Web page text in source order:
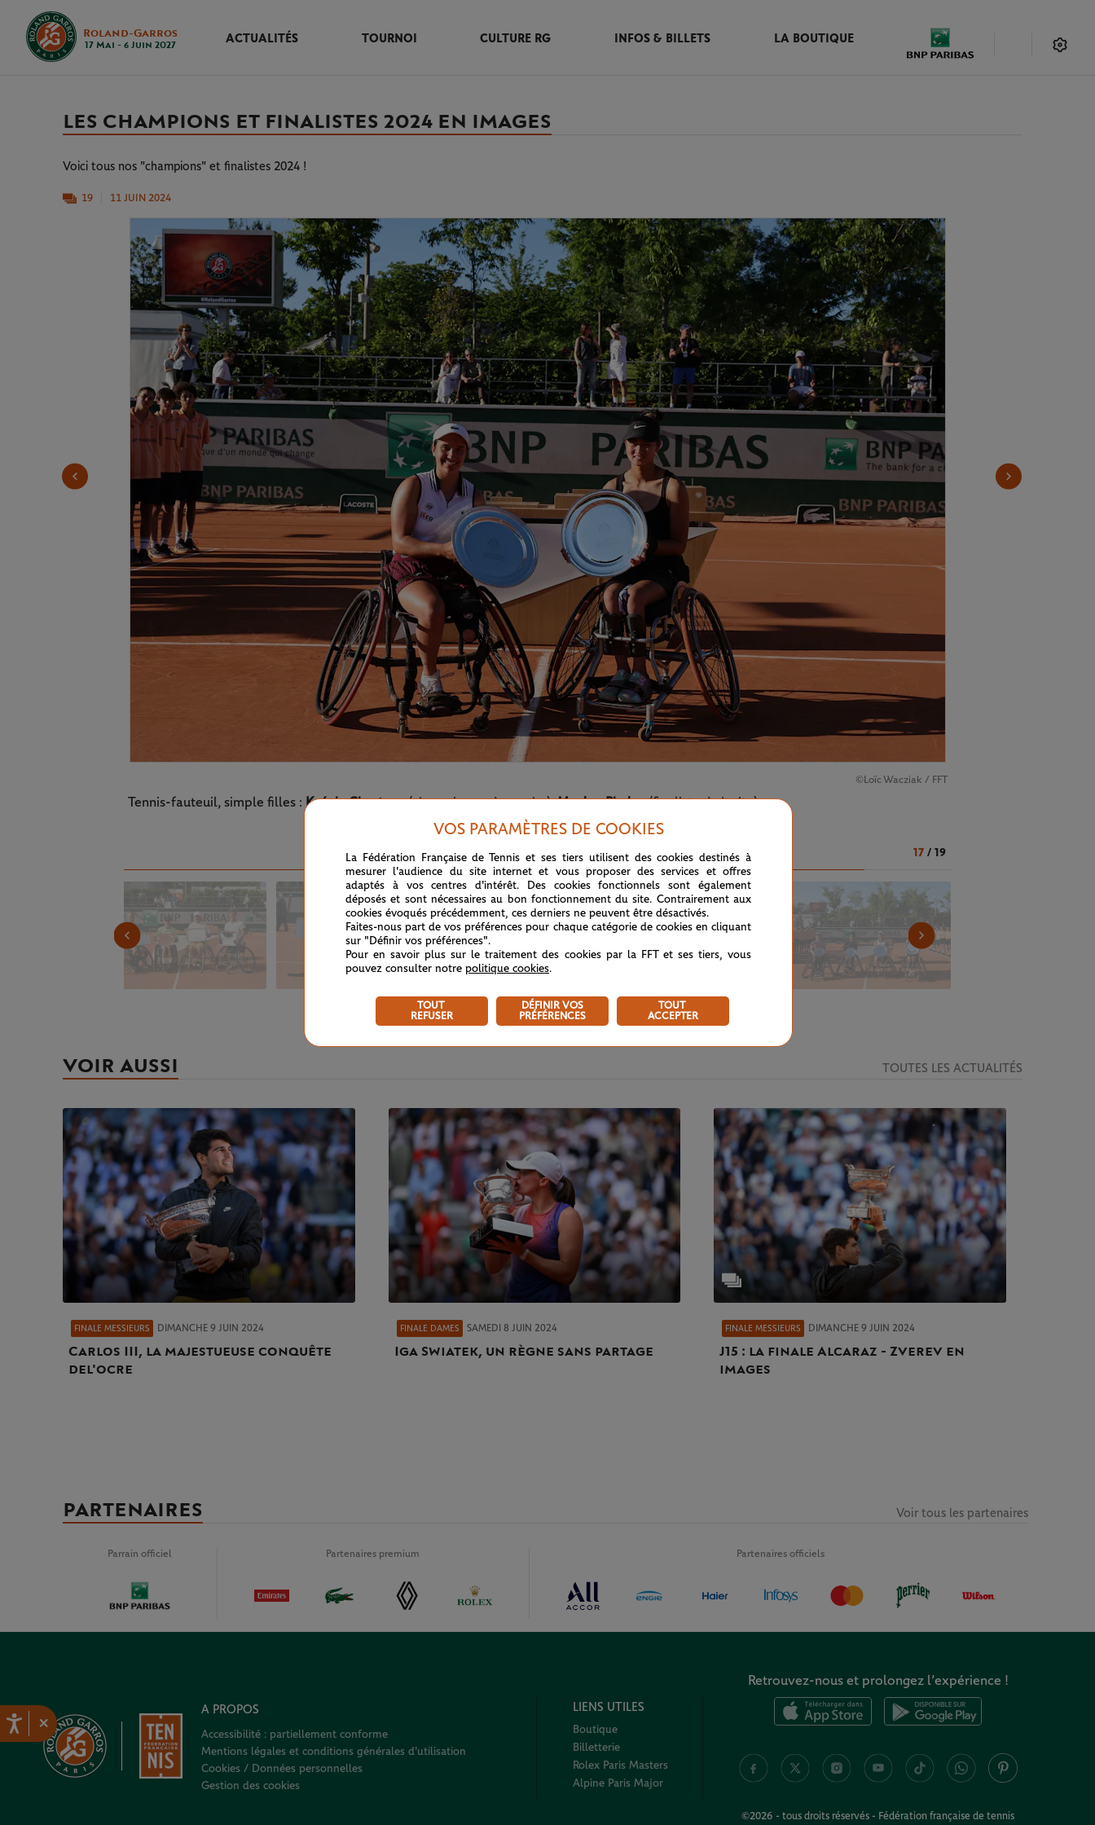
×
Roland-Garros
17 Mai - 6 Juin 2027
ACTUALITÉS TOURNOI CULTURE RG INFOS & BILLETS LA BOUTIQUE
LES CHAMPIONS ET FINALISTES 2024 EN IMAGES
Voici tous nos "champions" et finalistes 2024 !
19 11 JUIN 2024
©Loïc Wacziak / FFT
Tennis-fauteuil, simple filles : Ksénia Chasteau(championne, à gauche),Maylee Phelps(finaliste, à droite)
17/ 19
VOIR AUSSI TOUTES LES ACTUALITÉS
FINALE MESSIEURS DIMANCHE 9 JUIN 2024
Carlos III, la majestueuse conquête
de l'ocre
FINALE DAMES SAMEDI 8 JUIN 2024
Iga Swiatek, un règne sans partage
FINALE MESSIEURS DIMANCHE 9 JUIN 2024
J15 : la finale Alcaraz - Zverev en
images
PARTENAIRES
Parrain officiel Partenaires premium Partenaires officiels
Voir tous les partenaires
A PROPOS
Accessibilité : partiellement conforme
Mentions légales et conditions générales d'utilisation
Cookies / Données personnelles
Gestion des cookies
LIENS UTILES
Boutique
Billetterie
Rolex Paris Masters
Alpine Paris Major
Retrouvez-nous et prolongez l’expérience !
©2026 - tous droits réservés - Fédération française de tennis
VOS PARAMÈTRES DE COOKIES
La Fédération Française de Tennis et ses tiers utilisent des cookies destinés à
mesurer l'audience du site internet et vous proposer des services et offres
adaptés à vos centres d'intérêt. Des cookies fonctionnels sont également
déposés et sont nécessaires au bon fonctionnement du site. Contrairement aux
cookies évoqués précédemment, ces derniers ne peuvent être désactivés.
Faites-nous part de vos préférences pour chaque catégorie de cookies en cliquant
sur "Définir vos préférences".
Pour en savoir plus sur le traitement des cookies par la FFT et ses tiers, vous
pouvez consulter notre politique cookies.
TOUT
REFUSER
DÉFINIR VOS
PRÉFÉRENCES
TOUT
ACCEPTER